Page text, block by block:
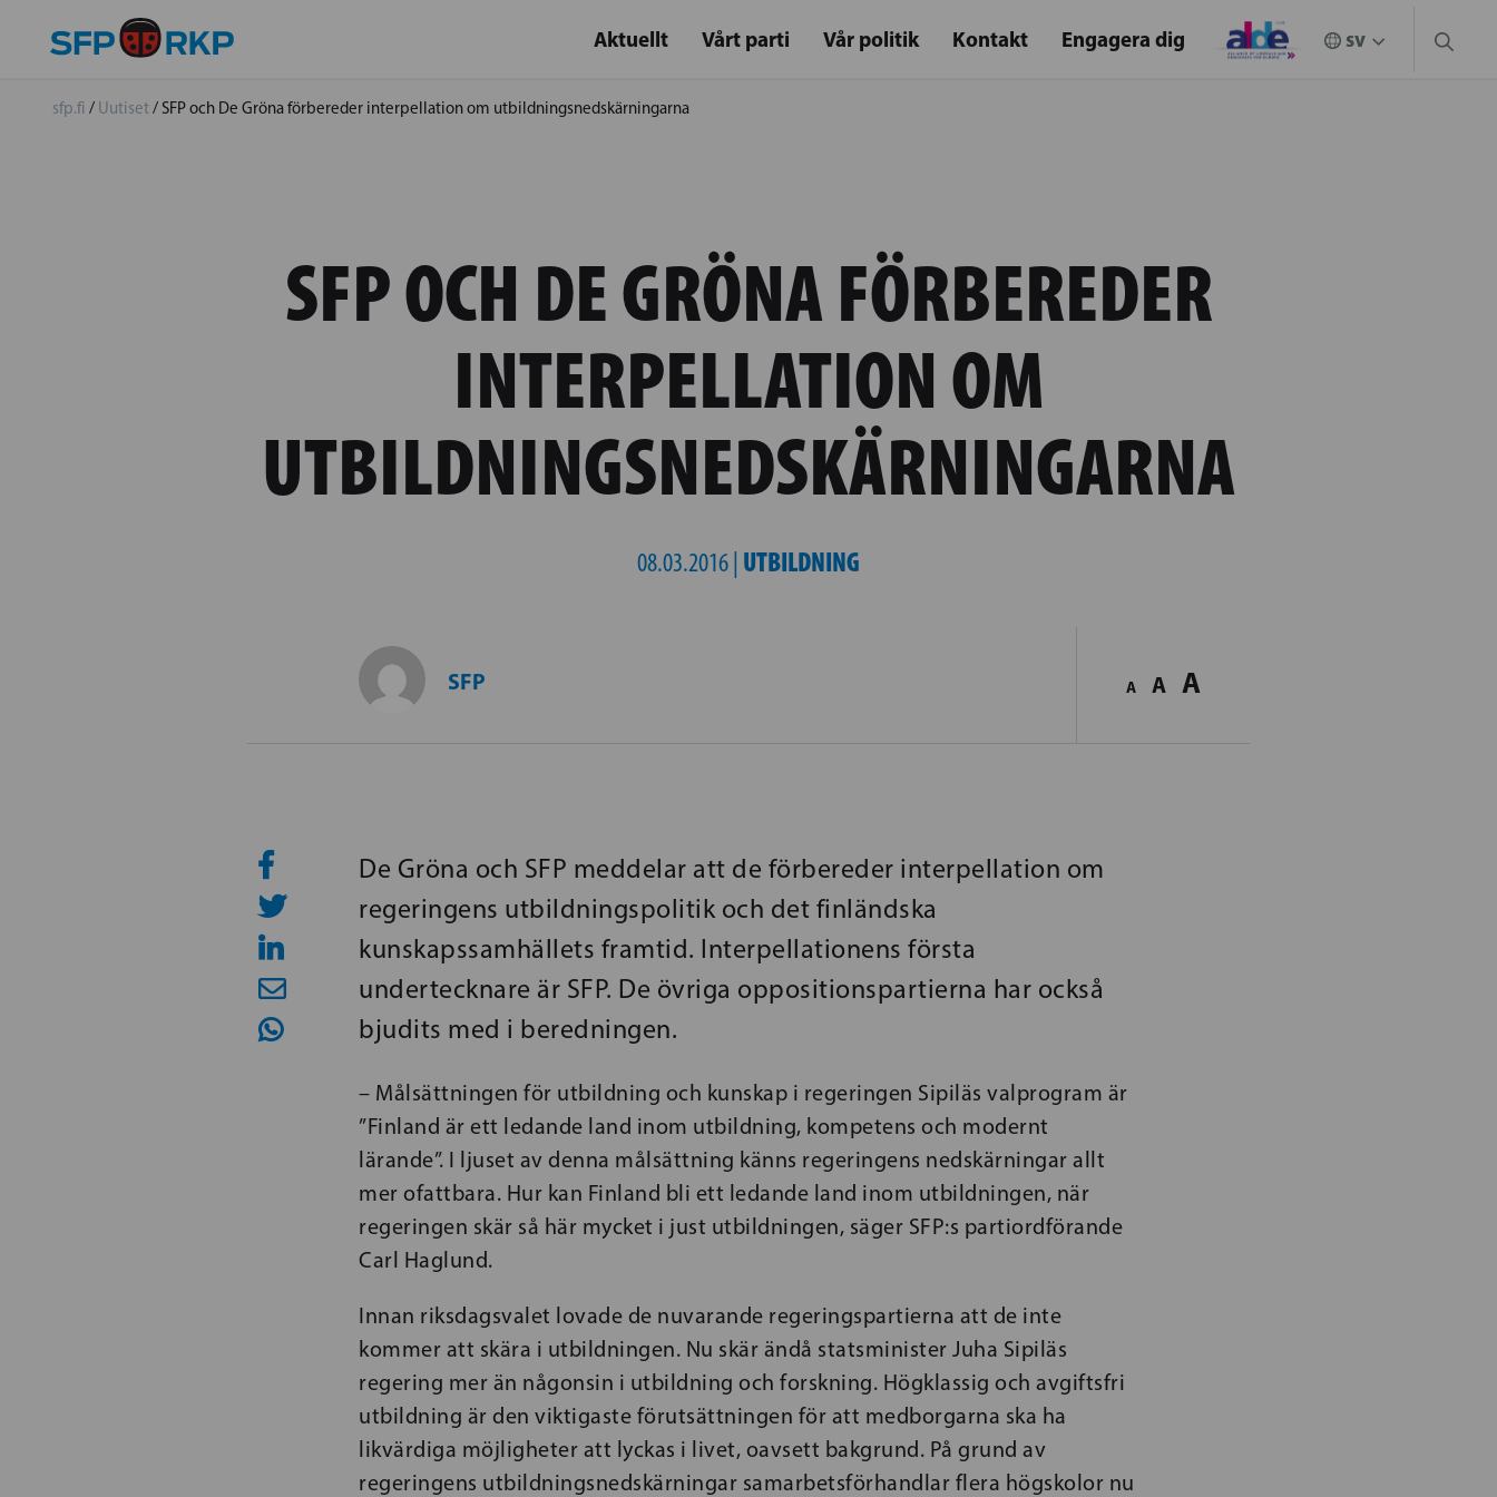
Aktuellt Vårt parti Vår politik Kontakt Engagera dig
sfp.fi / Uutiset/ SFP och De Gröna förbereder interpellation om utbildningsnedskärningarna
SFP OCH DE GRÖNA FÖRBEREDER
INTERPELLATION OM
UTBILDNINGSNEDSKÄRNINGARNA
08.03.2016 | UTBILDNING
SFP A A A
De Gröna och SFP meddelar att de förbereder interpellation om
regeringens utbildningspolitik och det finländska
kunskapssamhällets framtid. Interpellationens första
undertecknare är SFP. De övriga oppositionspartierna har också
bjudits med i beredningen.
– Målsättningen för utbildning och kunskap i regeringen Sipiläs valprogram är
”Finland är ett ledande land inom utbildning, kompetens och modernt
lärande”. I ljuset av denna målsättning känns regeringens nedskärningar allt
mer ofattbara. Hur kan Finland bli ett ledande land inom utbildningen, när
regeringen skär så här mycket i just utbildningen, säger SFP:s partiordförande
Carl Haglund.
Innan riksdagsvalet lovade de nuvarande regeringspartierna att de inte
kommer att skära i utbildningen. Nu skär ändå statsminister Juha Sipiläs
regering mer än någonsin i utbildning och forskning. Högklassig och avgiftsfri
utbildning är den viktigaste förutsättningen för att medborgarna ska ha
likvärdiga möjligheter att lyckas i livet, oavsett bakgrund. På grund av
regeringens utbildningsnedskärningar samarbetsförhandlar flera högskolor nu